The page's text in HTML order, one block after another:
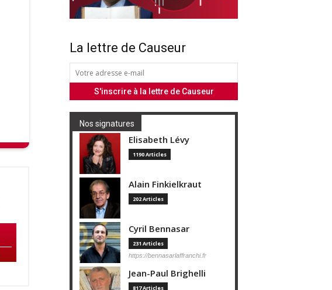
La lettre de Causeur
Nos signatures
Elisabeth Lévy
1190 Articles
Alain Finkielkraut
202 Articles
Cyril Bennasar
231 Articles
https://bennasarlaffranchi.fr
Jean-Paul Brighelli
817 Articles